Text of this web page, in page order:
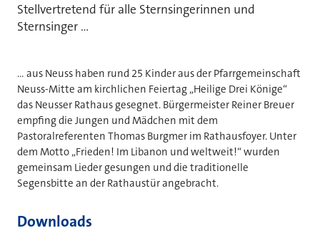
Stellvertretend für alle Sternsingerinnen und
Sternsinger ...
... aus Neuss haben rund 25 Kinder aus der Pfarrgemeinschaft
Neuss-Mitte am kirchlichen Feiertag „Heilige Drei Könige“
das Neusser Rathaus gesegnet. Bürgermeister Reiner Breuer
empfing die Jungen und Mädchen mit dem
Pastoralreferenten Thomas Burgmer im Rathausfoyer. Unter
dem Motto „Frieden! Im Libanon und weltweit!“ wurden
gemeinsam Lieder gesungen und die traditionelle
Segensbitte an der Rathaustür angebracht.
Downloads